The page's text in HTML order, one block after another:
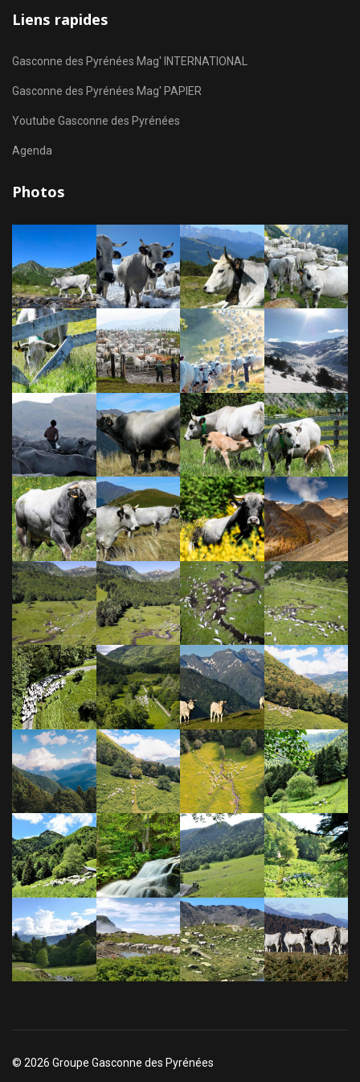
Liens rapides
Gasconne des Pyrénées Mag' INTERNATIONAL
Gasconne des Pyrénées Mag' PAPIER
Youtube Gasconne des Pyrénées
Agenda
Photos
© 2026 Groupe Gasconne des Pyrénées